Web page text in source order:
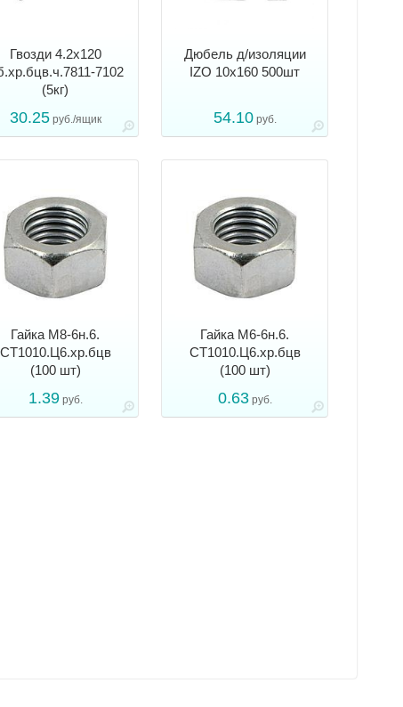
Гвозди 4.2х120
7102
(5кг)
30.25руб./ящик
Дюбель д/изоляции
IZО 10x160 500шт
54.10руб.
Гайка М8-6н.6.
СТ1010.Ц6.хр.бцв
(100 шт)
1.39руб.
Гайка М6-6н.6.
СТ1010.Ц6.хр.бцв
(100 шт)
0.63руб.